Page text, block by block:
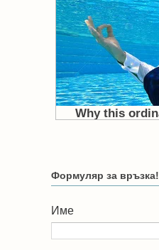
Формуляр за връзка!
Име